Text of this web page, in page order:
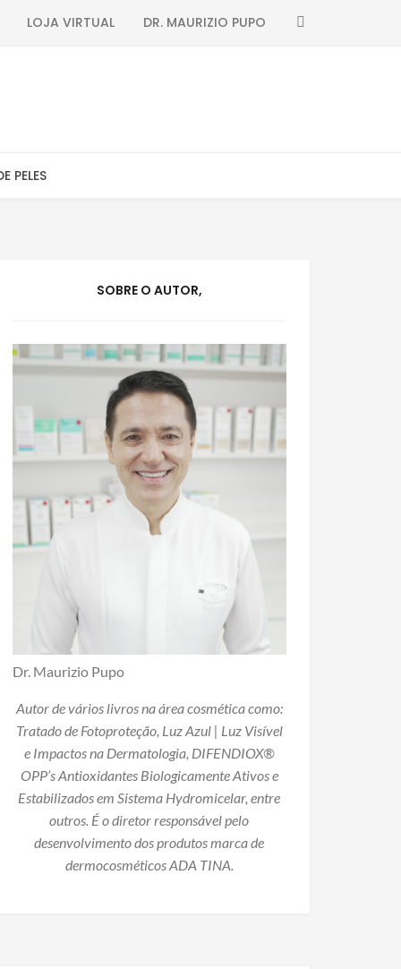
SEARCH
LOJA VIRTUAL DR. MAURIZIO PUPO
PELES
SOBRE O AUTOR,
Dr. Maurizio Pupo
Autor de vários livros na área cosmética como:
Tratado de Fotoproteção, Luz Azul | Luz Visível
e Impactos na Dermatologia, DIFENDIOX®
OPP’s Antioxidantes Biologicamente Ativos e
Estabilizados em Sistema Hydromicelar, entre
outros. É o diretor responsável pelo
desenvolvimento dos produtos marca de
dermocosméticos ADA TINA.